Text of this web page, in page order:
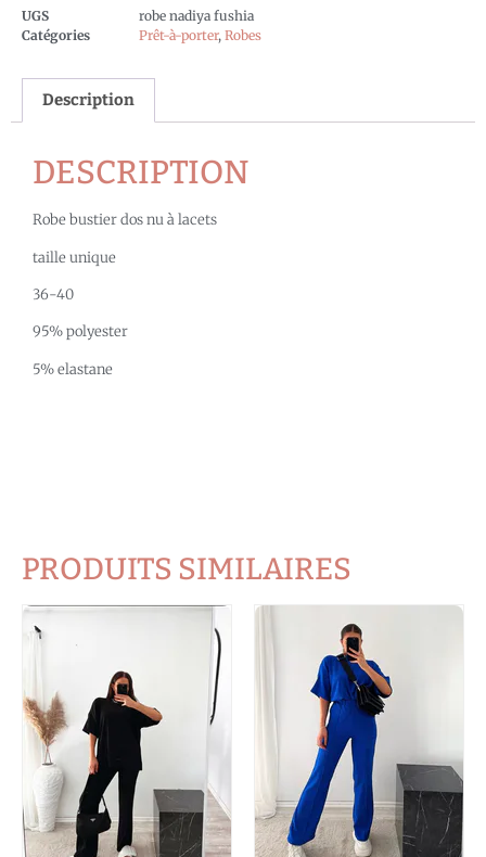
UGS
robe nadiya fushia
Catégories
Prêt-à-porter, Robes
Description
DESCRIPTION
Robe bustier dos nu à lacets
taille unique
36-40
95% polyester
5% elastane
PRODUITS SIMILAIRES